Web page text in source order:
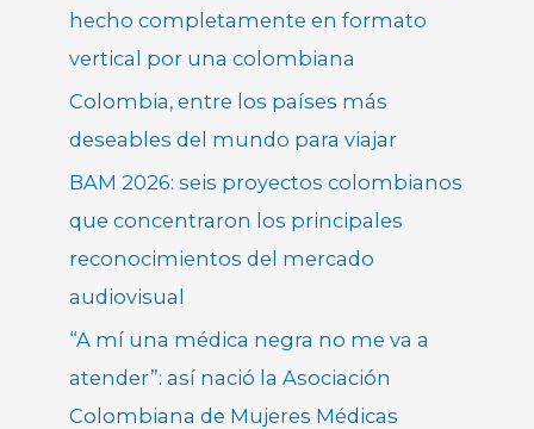
hecho completamente en formato
vertical por una colombiana
Colombia, entre los países más
deseables del mundo para viajar
BAM 2026: seis proyectos colombianos
que concentraron los principales
reconocimientos del mercado
audiovisual
“A mí una médica negra no me va a
atender”: así nació la Asociación
Colombiana de Mujeres Médicas